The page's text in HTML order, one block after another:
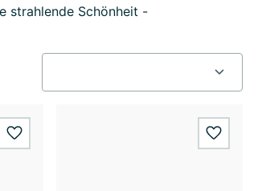
strahlende Schönheit -
wishlist.add